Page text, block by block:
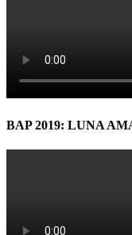
BAP 2019: LUNA